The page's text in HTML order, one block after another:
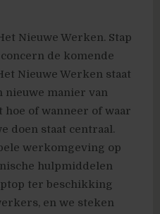
Nieuwe Werken. Stap
de komende
Nieuwe Werken staat
nieuwe manier van
of wanneer of waar
doen staat centraal.
werkomgeving op
hulpmiddelen
ter beschikking
en we steken